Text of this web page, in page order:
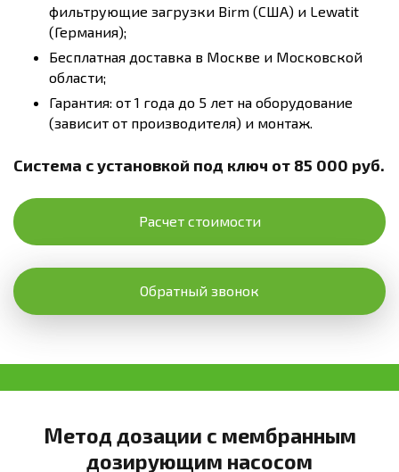
фильтрующие загрузки Birm (США) и Lewatit
(Германия);
Бесплатная доставка в Москве и Московской
области;
Гарантия: от 1 года до 5 лет на оборудование
(зависит от производителя) и монтаж.
Система с установкой под ключ от 85 000 руб.
Расчет стоимости
Обратный звонок
Метод дозации с мембранным
дозирующим насосом